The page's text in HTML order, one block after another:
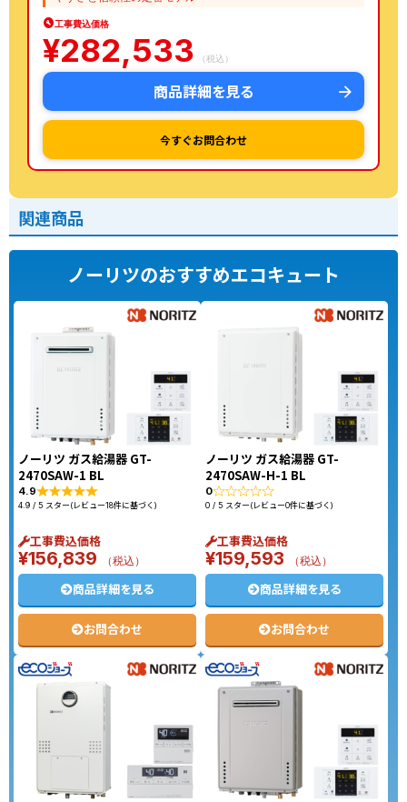
工事費込価格
¥282,533 （税込）
商品詳細を見る
今すぐお問合わせ
関連商品
ノーリツのおすすめエコキュート
ノーリツ ガス給湯器 GT-
2470SAW-1 BL
4.9
4.9 / 5 スター(レビュー18件に基づく)
工事費込価格
¥156,839 （税込）
商品詳細を見る
お問合わせ
ノーリツ ガス給湯器 GT-
2470SAW-H-1 BL
0
0 / 5 スター(レビュー0件に基づく)
工事費込価格
¥159,593 （税込）
商品詳細を見る
お問合わせ